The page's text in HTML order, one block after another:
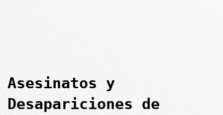
Asesinatos y
Desapariciones de